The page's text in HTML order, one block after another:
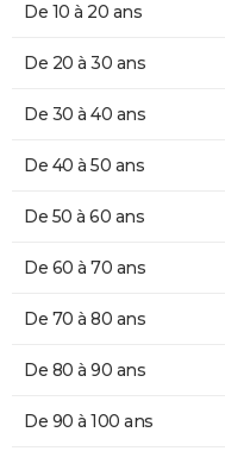
De 10 à 20 ans
De 20 à 30 ans
De 30 à 40 ans
De 40 à 50 ans
De 50 à 60 ans
De 60 à 70 ans
De 70 à 80 ans
De 80 à 90 ans
De 90 à 100 ans